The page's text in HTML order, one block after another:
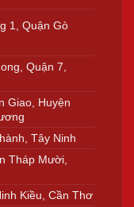
1, Quận Gò
Quận 7,
Giao, Huyện
Tây Ninh
Tháp Mười,
Kiều, Cần Thơ